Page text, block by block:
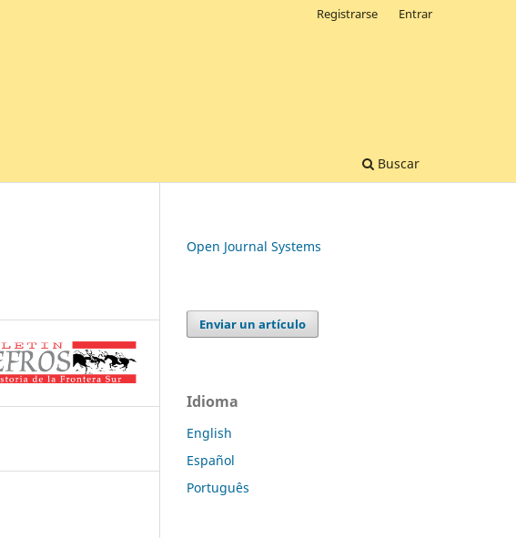
Buscar
Registrarse Entrar
Open Journal Systems
Enviar un artículo
Idioma
English
Español
Português